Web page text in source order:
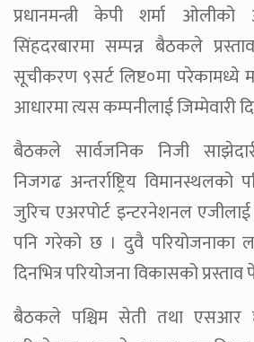
प्रधानमन्त्री केपी शर्मा ओलीको
सिंहदरबारमा सम्पन्न बैठकले
सूचीकरण ९सर्ट लिष्ट०मा परेकामध्ये
आधारमा त्यस कम्पनीलाई जिम्मेवारी
बैठकले सार्वजनिक निजी
निजगढ अन्तर्राष्ट्रिय विमानस्थलको
जुरिच एअरपोर्ट इन्टरनेशनल एजीलाई
पनि गरेको छ । दुवै परियोजनाका
दिनभित्र परियोजना विकासको प्रस्ताव
बैठकले पश्चिम सेती तथा एसआर